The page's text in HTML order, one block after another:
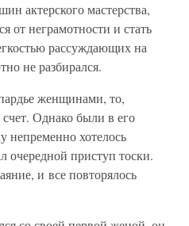
актерского мастерства,
от неграмотности и стать
рассуждающих на
не разбирался.
женщинами, то,
Однако были в его
непременно хотелось
очередной приступ тоски.
и все повторялось